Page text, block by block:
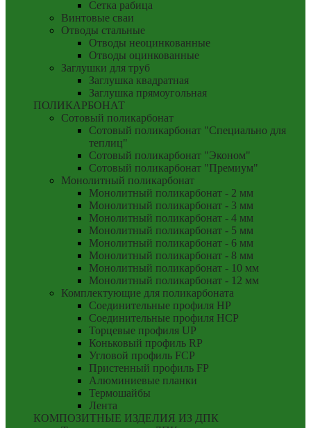
Сетка рабица
Винтовые сваи
Отводы стальные
Отводы неоцинкованные
Отводы оцинкованные
Заглушки для труб
Заглушка квадратная
Заглушка прямоугольная
ПОЛИКАРБОНАТ
Сотовый поликарбонат
Сотовый поликарбонат "Специально для
теплиц"
Сотовый поликарбонат "Эконом"
Сотовый поликарбонат "Премиум"
Монолитный поликарбонат
Монолитный поликарбонат - 2 мм
Монолитный поликарбонат - 3 мм
Монолитный поликарбонат - 4 мм
Монолитный поликарбонат - 5 мм
Монолитный поликарбонат - 6 мм
Монолитный поликарбонат - 8 мм
Монолитный поликарбонат - 10 мм
Монолитный поликарбонат - 12 мм
Комплектующие для поликарбоната
Соединительные профиля HP
Соединительные профиля HCP
Торцевые профиля UP
Коньковый профиль RP
Угловой профиль FCP
Пристенный профиль FP
Алюминиевые планки
Термошайбы
Лента
КОМПОЗИТНЫЕ ИЗДЕЛИЯ ИЗ ДПК